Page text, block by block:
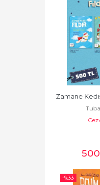
Zamane
500
-%33